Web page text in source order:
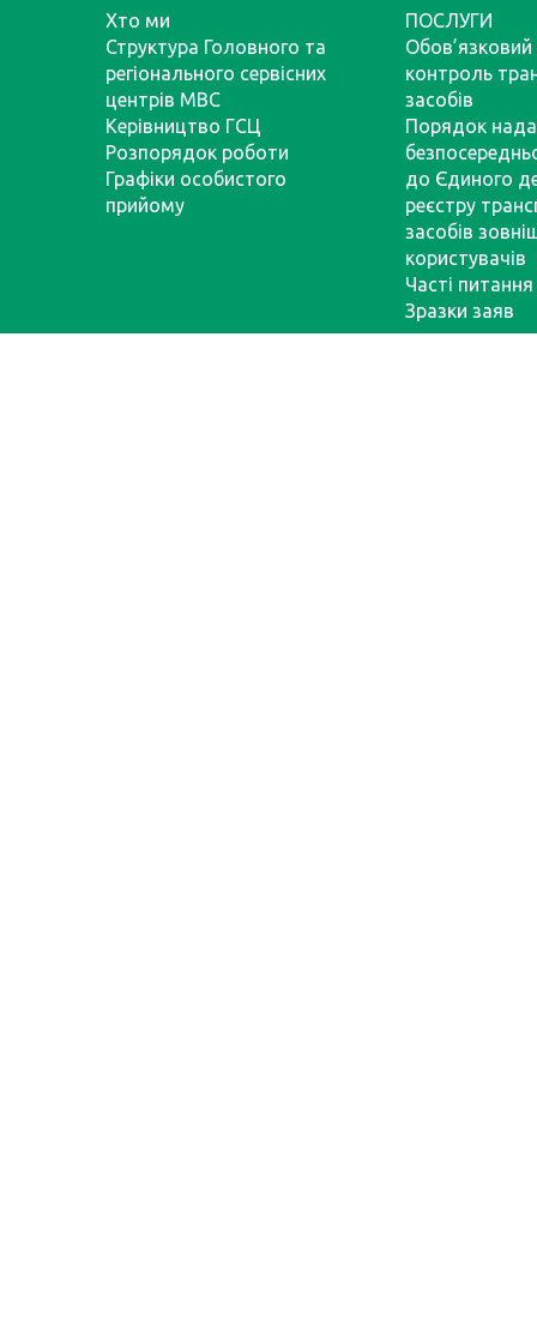
Хто ми
Структура Головного та
регіонального сервісних
центрів МВС
Керівництво ГСЦ
Розпорядок роботи
Графіки особистого
прийому
ПОСЛУГИ
Обов’язковий
контроль
засобів
Порядок
до Єдиного
реєстру
засобів
користувачів
Часті питання
Зразки заяв